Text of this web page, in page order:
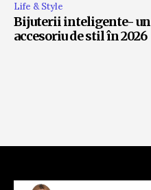
Life & Style
Bijuterii inteligente- un
accesoriu de stil în 2026